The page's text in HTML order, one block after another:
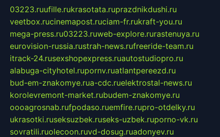
03223.ruufille.rukrasotata.ruprazdnikdushi.ru
veetbox.rucinemapost.ruciam-fr.rukraft-you.ru
mega-press.ru03223.ruweb-explore.rurastenuya.ru
eurovision-russia.rustrah-news.rufreeride-team.ru
itrack-24.rusexshopexpress.ruautostudiopro.ru
alabuga-cityhotel.rupornv.ruatlantpereezd.ru
bud-em-znakomye.rua-cdc.ruelektrostal-news.ru
korolevremont-market.rubudem-znakomye.ru
oooagrosnab.rufpodaso.ruemfire.rupro-otdelky.ru
ukrasotki.ruseksuzbek.ruseks-uzbek.ruporno-vk.ru
sovratili.ruolecoon.ruvd-dosug.ruadonyev.ru